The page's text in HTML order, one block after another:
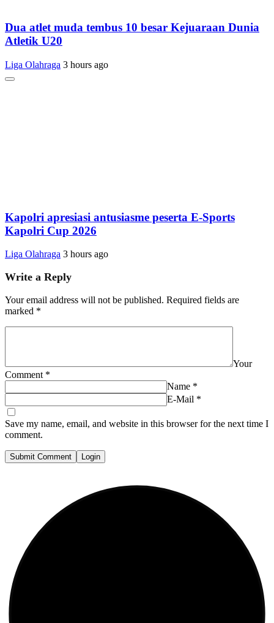
Dua atlet muda tembus 10 besar Kejuaraan Dunia
Atletik U20
Liga Olahraga 3 hours ago
Kapolri apresiasi antusiasme peserta E-Sports
Kapolri Cup 2026
Liga Olahraga 3 hours ago
Write a Reply
Your email address will not be published. Required fields are
marked *
Your
Comment*
Name *
E-Mail *
Save my name, email, and website in this browser for the next time I
comment.
Submit Comment Login